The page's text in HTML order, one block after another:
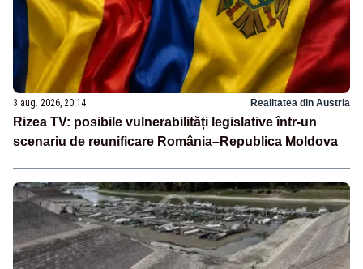
3 aug. 2026, 20:14 Realitatea din Austria
Rizea TV: posibile vulnerabilități legislative într-un
scenariu de reunificare România–Republica Moldova